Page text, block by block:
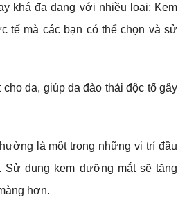
khá đa dạng với nhiều loại: Kem
tế mà các bạn có thể chọn và sử
da, giúp da đào thải độc tố gây
là một trong những vị trí đầu
Sử dụng kem dưỡng mắt sẽ tăng
hơn.